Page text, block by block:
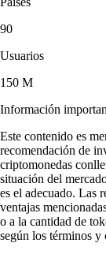
90
Usuarios
150 M
Información
Este contenido es
recomendación de
criptomonedas
situación del
es el adecuado. Las
ventajas
o a la cantidad de
según los términos y